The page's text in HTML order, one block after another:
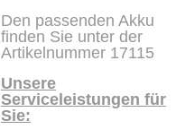
Den passenden Akku
finden Sie unter der
Artikelnummer 17115
Unsere
Serviceleistungen für
Sie: